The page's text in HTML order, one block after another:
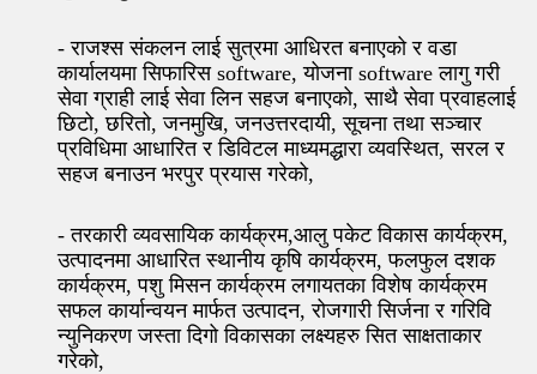
- राजश्स संकलन लाई सुत्रमा आधिरत बनाएको र वडा
कार्यालयमा सिफारिस software, योजना software लागु गरी
सेवा ग्राही लाई सेवा लिन सहज बनाएको, साथै सेवा प्रवाहलाई
छिटो, छरितो, जनमुखि, जनउत्तरदायी, सूचना तथा सञ्चार
प्रविधिमा आधारित र डिविटल माध्यमद्धारा व्यवस्थित, सरल र
सहज बनाउन भरपुर प्रयास गरेको,
- तरकारी व्यवसायिक कार्यक्रम,आलु पकेट विकास कार्यक्रम,
उत्पादनमा आधारित स्थानीय कृषि कार्यक्रम, फलफुल दशक
कार्यक्रम, पशु मिसन कार्यक्रम लगायतका विशेष कार्यक्रम
सफल कार्यान्वयन मार्फत उत्पादन, रोजगारी सिर्जना र गरिवि
न्युनिकरण जस्ता दिगो विकासका लक्ष्यहरु सित साक्षताकार
गरेको,